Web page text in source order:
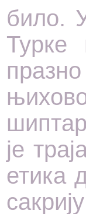
било.
Турке
је
етика